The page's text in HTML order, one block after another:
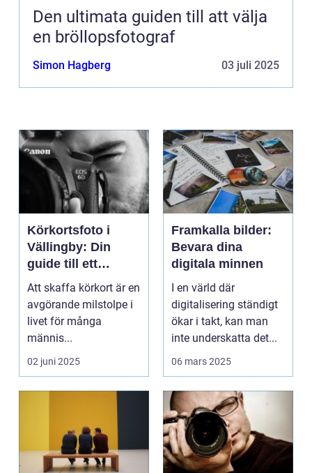
Den ultimata guiden till att välja
en bröllopsfotograf
Simon Hagberg 03 juli 2025
Körkortsfoto i
Vällingby: Din
guide till ett
perfekt foto
Att skaffa körkort är en
avgörande milstolpe i
livet för många
männis...
02 juni 2025
Framkalla bilder:
Bevara dina
digitala minnen
I en värld där
digitalisering ständigt
ökar i takt, kan man
inte underskatta det...
06 mars 2025